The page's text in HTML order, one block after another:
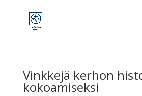
Vinkkejä kerhon
kokoamiseksi